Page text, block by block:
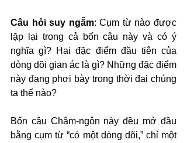
Câu hỏi suy ngẫm: Cụm từ nào được
lặp lại trong cả bốn câu này và có ý
nghĩa gì? Hai đặc điểm đầu tiên của
dòng dõi gian ác là gì? Những đặc điểm
này đang phơi bày trong thời đại chúng
ta thế nào?
Bốn câu Châm-ngôn này đều mở đầu
bằng cụm từ “có một dòng dõi,” chỉ một